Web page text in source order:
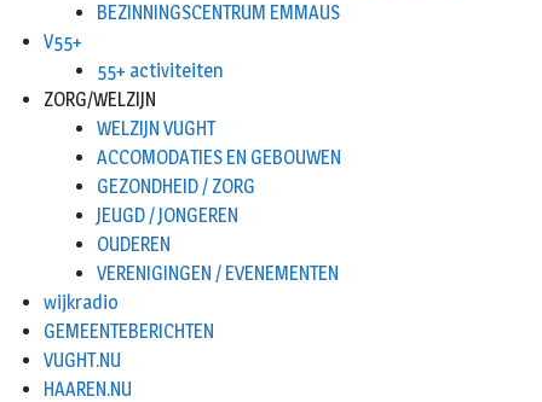
BEZINNINGSCENTRUM EMMAUS
V55+
55+ activiteiten
ZORG/WELZIJN
WELZIJN VUGHT
ACCOMODATIES EN GEBOUWEN
GEZONDHEID / ZORG
JEUGD / JONGEREN
OUDEREN
VERENIGINGEN / EVENEMENTEN
wijkradio
GEMEENTEBERICHTEN
VUGHT.NU
HAAREN.NU